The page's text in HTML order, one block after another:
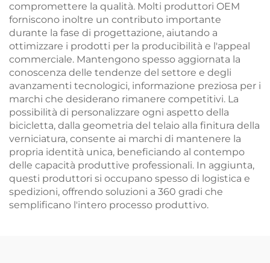
compromettere la qualità. Molti produttori OEM
forniscono inoltre un contributo importante
durante la fase di progettazione, aiutando a
ottimizzare i prodotti per la producibilità e l'appeal
commerciale. Mantengono spesso aggiornata la
conoscenza delle tendenze del settore e degli
avanzamenti tecnologici, informazione preziosa per i
marchi che desiderano rimanere competitivi. La
possibilità di personalizzare ogni aspetto della
bicicletta, dalla geometria del telaio alla finitura della
verniciatura, consente ai marchi di mantenere la
propria identità unica, beneficiando al contempo
delle capacità produttive professionali. In aggiunta,
questi produttori si occupano spesso di logistica e
spedizioni, offrendo soluzioni a 360 gradi che
semplificano l'intero processo produttivo.